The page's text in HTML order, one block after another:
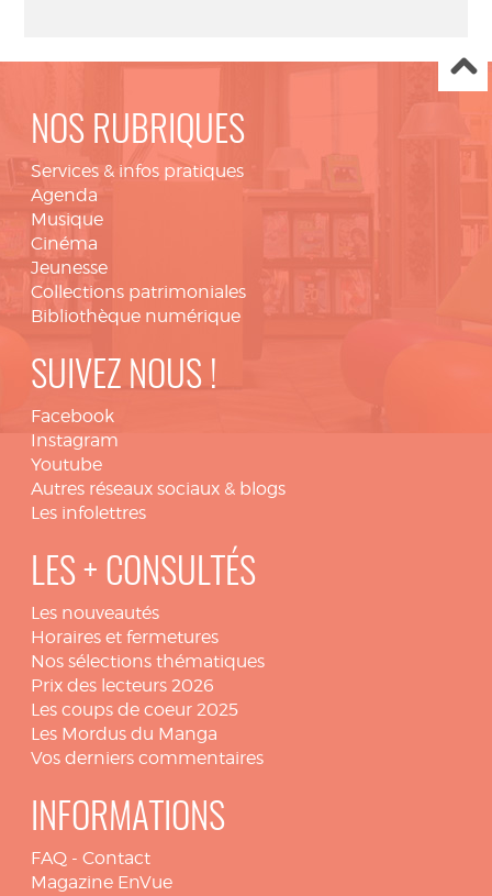
NOS RUBRIQUES
Services & infos pratiques
Agenda
Musique
Cinéma
Jeunesse
Collections patrimoniales
Bibliothèque numérique
SUIVEZ NOUS !
Facebook
Instagram
Youtube
Autres réseaux sociaux & blogs
Les infolettres
LES + CONSULTÉS
Les nouveautés
Horaires et fermetures
Nos sélections thématiques
Prix des lecteurs 2026
Les coups de coeur 2025
Les Mordus du Manga
Vos derniers commentaires
INFORMATIONS
FAQ - Contact
Magazine EnVue